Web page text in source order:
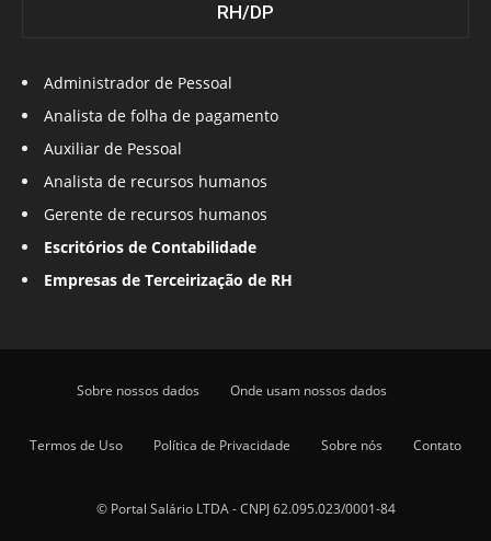
RH/DP
Administrador de Pessoal
Analista de folha de pagamento
Auxiliar de Pessoal
Analista de recursos humanos
Gerente de recursos humanos
Escritórios de Contabilidade
Empresas de Terceirização de RH
Sobre nossos dados Onde usam nossos dados
Termos de Uso Política de Privacidade Sobre nós Contato
© Portal Salário LTDA - CNPJ 62.095.023/0001-84